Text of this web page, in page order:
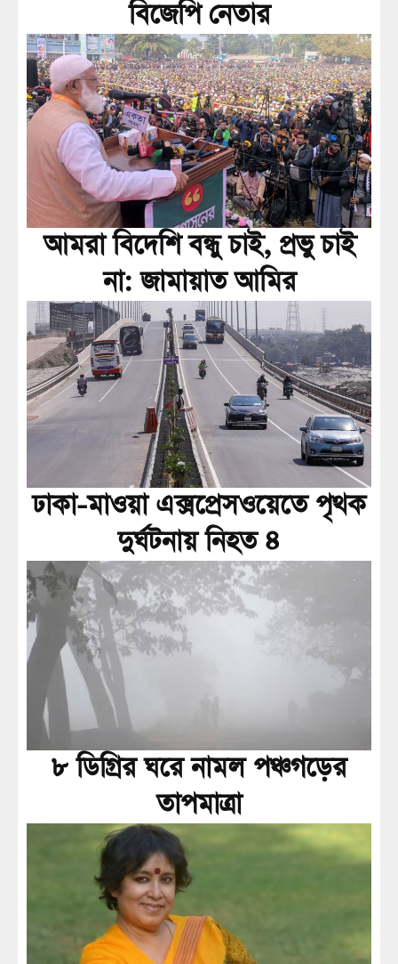
বিজেপি নেতার
আমরা বিদেশি বন্ধু চাই, প্রভু চাই
না: জামায়াত আমির
ঢাকা-মাওয়া এক্সপ্রেসওয়েতে পৃথক
দুর্ঘটনায় নিহত ৪
৮ ডিগ্রির ঘরে নামল পঞ্চগড়ের
তাপমাত্রা